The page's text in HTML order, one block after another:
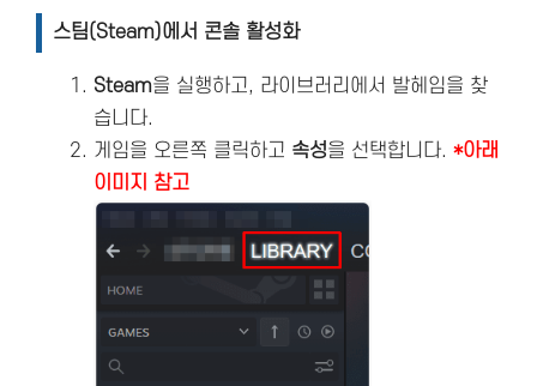
스팀(Steam)에서 콘솔 활성화
Steam을 실행하고, 라이브러리에서 발헤임을 찾
습니다.
게임을 오른쪽 클릭하고 속성을 선택합니다. *아래
이미지 참고